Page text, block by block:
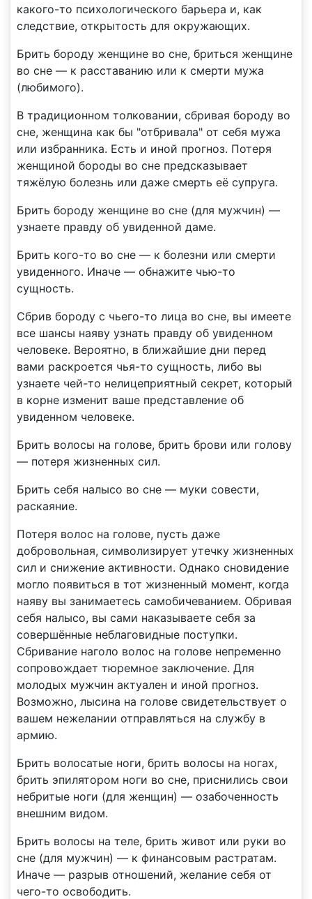
какого-то психологического барьера и, как
следствие, открытость для окружающих.
Брить бороду женщине во сне, бриться женщине
во сне — к расставанию или к смерти мужа
(любимого).
В традиционном толковании, сбривая бороду во
сне, женщина как бы "отбривала" от себя мужа
или избранника. Есть и иной прогноз. Потеря
женщиной бороды во сне предсказывает
тяжёлую болезнь или даже смерть её супруга.
Брить бороду женщине во сне (для мужчин) —
узнаете правду об увиденной даме.
Брить кого-то во сне — к болезни или смерти
увиденного. Иначе — обнажите чью-то
сущность.
Сбрив бороду с чьего-то лица во сне, вы имеете
все шансы наяву узнать правду об увиденном
человеке. Вероятно, в ближайшие дни перед
вами раскроется чья-то сущность, либо вы
узнаете чей-то нелицеприятный секрет, который
в корне изменит ваше представление об
увиденном человеке.
Брить волосы на голове, брить брови или голову
— потеря жизненных сил.
Брить себя налысо во сне — муки совести,
раскаяние.
Потеря волос на голове, пусть даже
добровольная, символизирует утечку жизненных
сил и снижение активности. Однако сновидение
могло появиться в тот жизненный момент, когда
наяву вы занимаетесь самобичеванием. Обривая
себя налысо, вы сами наказываете себя за
совершённые неблаговидные поступки.
Сбривание наголо волос на голове непременно
сопровождает тюремное заключение. Для
молодых мужчин актуален и иной прогноз.
Возможно, лысина на голове свидетельствует о
вашем нежелании отправляться на службу в
армию.
Брить волосатые ноги, брить волосы на ногах,
брить эпилятором ноги во сне, приснились свои
небритые ноги (для женщин) — озабоченность
внешним видом.
Брить волосы на теле, брить живот или руки во
сне (для мужчин) — к финансовым растратам.
Иначе — разрыв отношений, желание себя от
чего-то освободить.